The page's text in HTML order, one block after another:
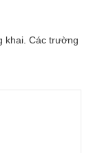
khai. Các trường